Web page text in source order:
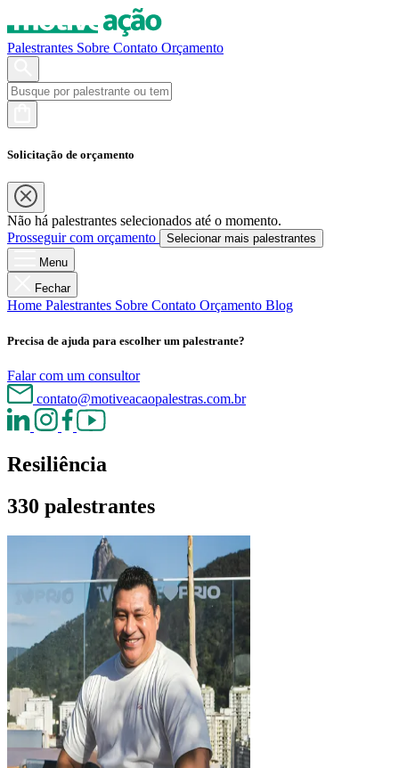
Palestrantes Sobre Contato Orçamento
Solicitação de orçamento
Não há palestrantes selecionados até o momento.
Prosseguir com orçamento
Selecionar mais palestrantes
Menu
Fechar
Home Palestrantes Sobre Contato Orçamento Blog
Precisa de ajuda para escolher um palestrante?
Falar com um consultor
contato@motiveacaopalestras.com.br
Resiliência
330 palestrantes